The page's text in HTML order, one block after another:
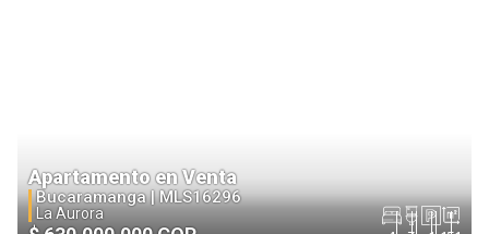
Apartamento en Venta
Bucaramanga |MLS16296
La Aurora